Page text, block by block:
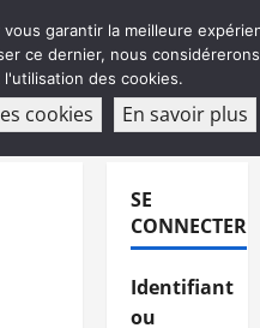
ABONNEMENT
SE
CONNECTER
Identifiant
ou
garantir la meilleure
ce dernier, nous
l'utilisation des cookies.
cookies En savoir plus